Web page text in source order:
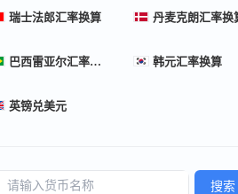
瑞士法郎汇率换算 丹麦克朗汇率换
巴西雷亚尔汇率换算 韩元汇率换算
英镑兑美元
搜索